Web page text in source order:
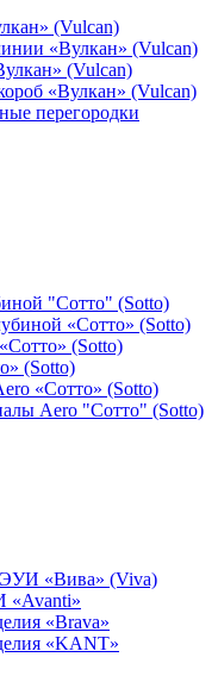
(Vulcan)
«Вулкан» (Vulcan)
(Vulcan)
«Вулкан» (Vulcan)
перегородки
"Сотто" (Sotto)
«Сотто» (Sotto)
(Sotto)
(Sotto)
«Сотто» (Sotto)
Aero "Сотто" (Sotto)
ЭУИ «Вива» (Viva)
«Avanti»
«Brava»
«KANT»